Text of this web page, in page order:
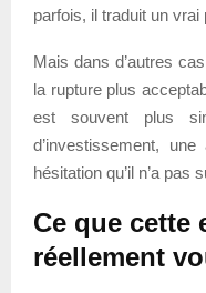
parfois, il traduit un
Mais dans d’autres
la rupture plus
est souvent plus
d’investissement,
hésitation qu’il n’a pas
Ce que cette
réellement